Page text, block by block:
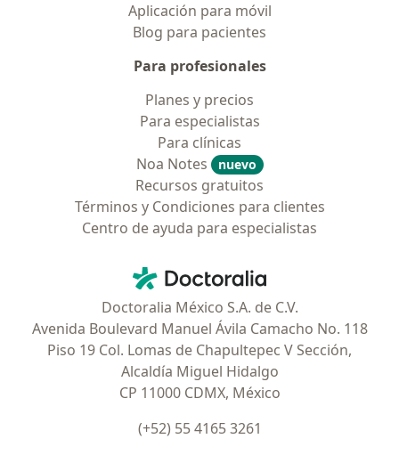
Aplicación para móvil
Blog para pacientes
Para profesionales
Planes y precios
Para especialistas
Para clínicas
Noa Notes
nuevo
Recursos gratuitos
Términos y Condiciones para clientes
Centro de ayuda para especialistas
Doctoralia - Página de inicio
Doctoralia México S.A. de C.V.
Avenida Boulevard Manuel Ávila Camacho No. 118
Piso 19 Col. Lomas de Chapultepec V Sección,
Alcaldía Miguel Hidalgo
CP 11000 CDMX, México
(+52) 55 4165 3261